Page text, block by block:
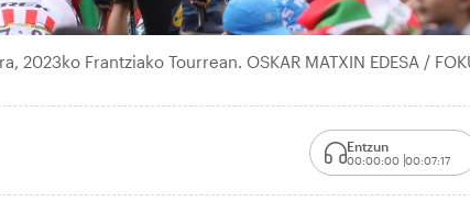
2023ko Frantziako Tourrean. OSKAR MATXIN EDESA /
Entzun
00:00:00 00:07:17